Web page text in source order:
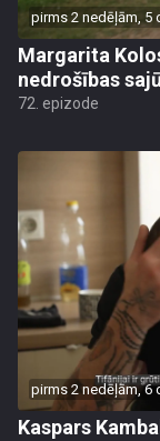
pirms 2 nedēļām, 5
Margarita
nedrošības
72. epizode
pirms 2 nedēļām, 6
Kaspars